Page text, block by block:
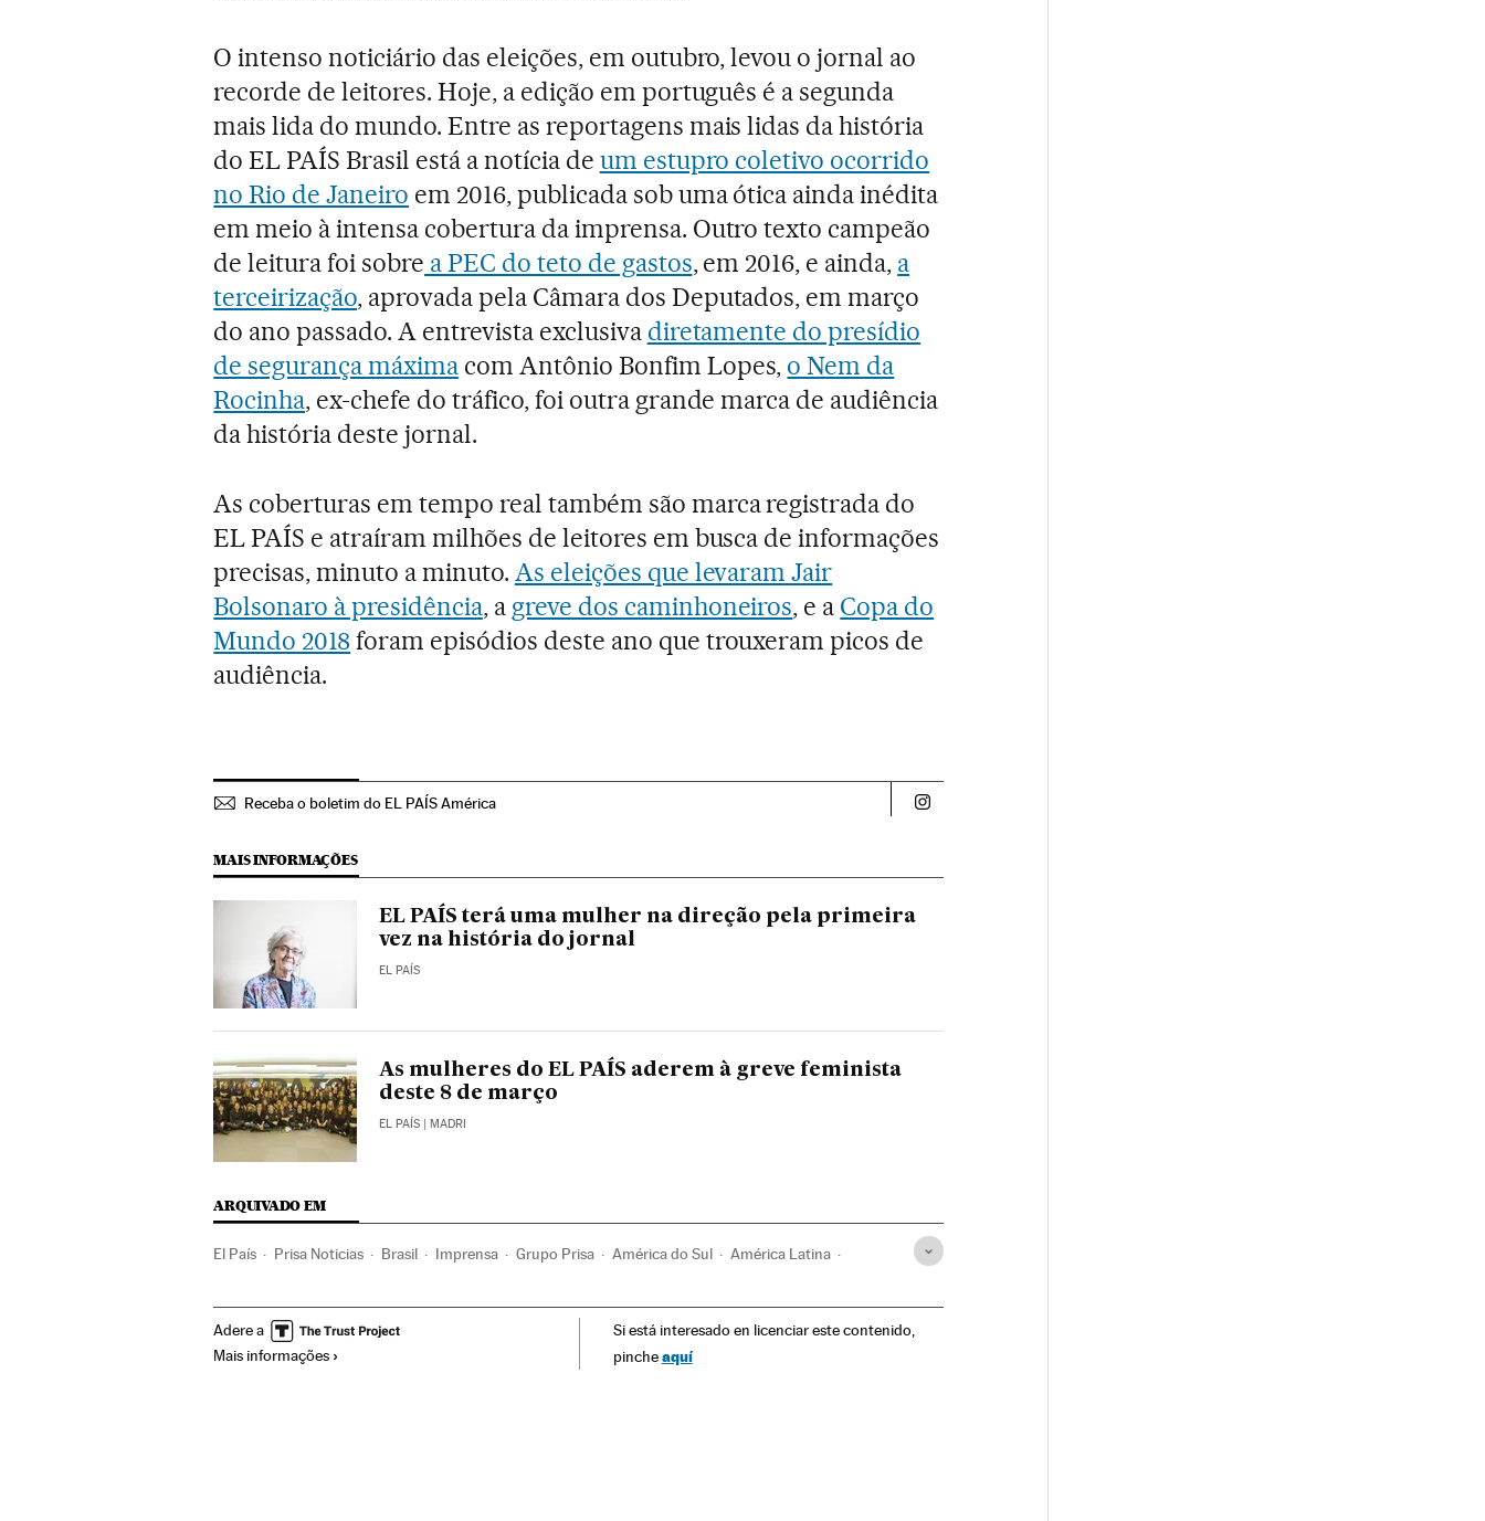
O intenso noticiário das eleições, em outubro, levou o jornal ao
recorde de leitores. Hoje, a edição em português é a segunda
mais lida do mundo. Entre as reportagens mais lidas da história
do EL PAÍS Brasil está a notícia de um estupro coletivo ocorrido
no Rio de Janeiro em 2016, publicada sob uma ótica ainda inédita
em meio à intensa cobertura da imprensa. Outro texto campeão
de leitura foi sobre a PEC do teto de gastos, em 2016, e ainda, a
terceirização, aprovada pela Câmara dos Deputados, em março
do ano passado. A entrevista exclusiva diretamente do presídio
de segurança máximacom Antônio Bonfim Lopes, o Nem da
Rocinha, ex-chefe do tráfico, foi outra grande marca de audiência
da história deste jornal.
As coberturas em tempo real também são marca registrada do
EL PAÍS e atraíram milhões de leitores em busca de informações
precisas, minuto a minuto. As eleições que levaram Jair
Bolsonaro à presidência, a greve dos caminhoneiros, e a Copa do
Mundo 2018foram episódios deste ano que trouxeram picos de
audiência.
Receba o boletim do EL PAÍS América Politica El País Brasil en Instagram
MAIS INFORMAÇÕES
EL PAÍS terá uma mulher na direção pela primeira
vez na história do jornal
EL PAÍS
As mulheres do EL PAÍS aderem à greve feminista
deste 8 de março
EL PAÍS | MADRI
ARQUIVADO EM
El País Prisa Noticias Brasil Imprensa Grupo Prisa América do Sul América Latina
Adere a
Mais informações
Si está interesado en licenciar este contenido,
pincheaquí